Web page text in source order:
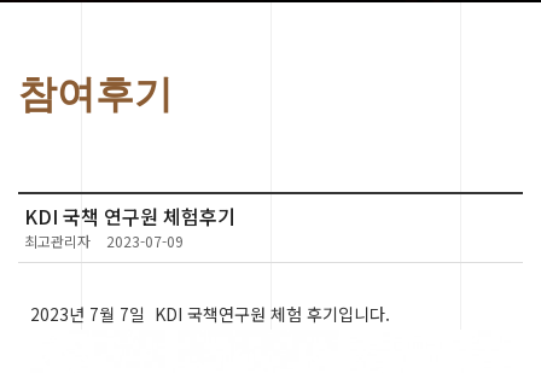
참여후기
KDI 국책 연구원 체험후기
최고관리자 2023-07-09
2023년 7월 7일 KDI 국책연구원 체험 후기입니다.